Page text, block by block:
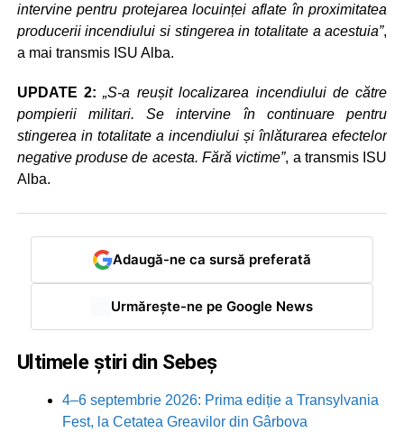
intervine pentru protejarea locuinței aflate în proximitatea
producerii incendiului si stingerea in totalitate a acestuia”,
a mai transmis ISU Alba.
UPDATE 2: „S-a reușit localizarea incendiului de către
pompierii militari. Se intervine în continuare pentru
stingerea in totalitate a incendiului și înlăturarea efectelor
negative produse de acesta. Fără victime”, a transmis ISU
Alba.
Adaugă-ne ca sursă preferată
Urmărește-ne pe Google News
Ultimele știri din Sebeș
4–6 septembrie 2026: Prima ediție a Transylvania
Fest, la Cetatea Greavilor din Gârbova